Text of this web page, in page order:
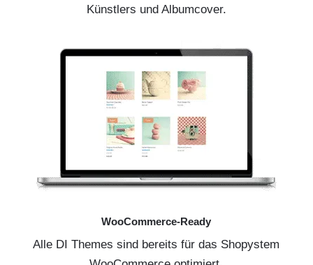
Künstlers und Albumcover.
WooCommerce-Ready
Alle DI Themes sind bereits für das Shopystem